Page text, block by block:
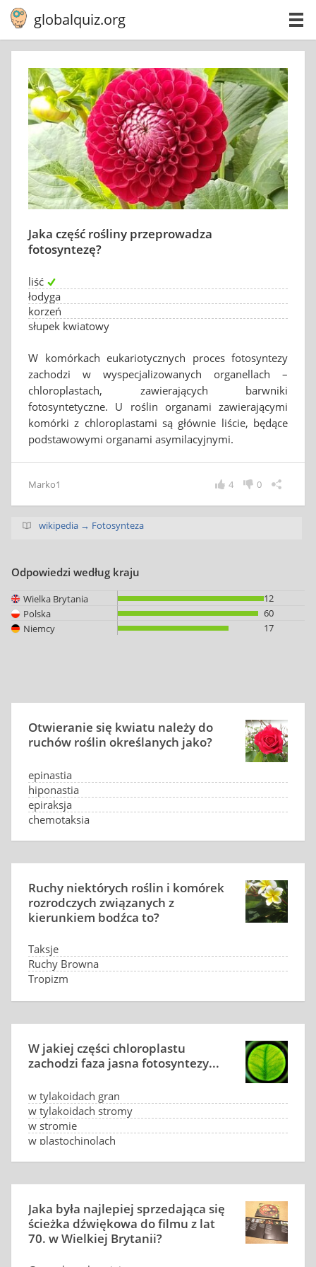
globalquiz.org
Jaka część rośliny przeprowadza
fotosyntezę?
liść
łodyga
korzeń
słupek kwiatowy
W komórkach eukariotycznych proces fotosyntezy
zachodzi w wyspecjalizowanych organellach –
chloroplastach, zawierających barwniki
fotosyntetyczne. U roślin organami zawierającymi
komórki z chloroplastami są głównie liście, będące
podstawowymi organami asymilacyjnymi.
Marko1 0
4
wikipedia → Fotosynteza
Odpowiedzi według kraju
Wielka Brytania
12
Polska
60
Niemcy
17
Otwieranie się kwiatu należy do
ruchów roślin określanych jako?
epinastia
hiponastia
epiraksja
chemotaksja
Ruchy niektórych roślin i komórek
rozrodczych związanych z
kierunkiem bodźca to?
Taksje
Ruchy Browna
Tropizm
W jakiej części chloroplastu
zachodzi faza jasna fotosyntezy...
w tylakoidach gran
w tylakoidach stromy
w stromie
w plastochinolach
Jaka była najlepiej sprzedająca się
ścieżka dźwiękowa do filmu z lat
70. w Wielkiej Brytanii?